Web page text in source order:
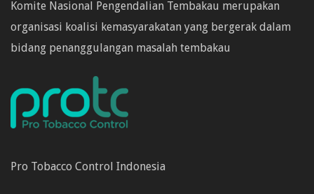
Komite Nasional Pengendalian Tembakau merupakan
organisasi koalisi kemasyarakatan yang bergerak dalam
bidang penanggulangan masalah tembakau
Pro Tobacco Control Indonesia